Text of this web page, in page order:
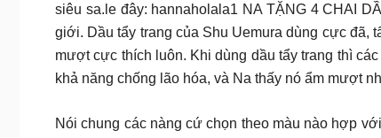
siêu sa.le đây: hannaholala1 NA TẶNG 4 CHAI
giới. Dầu tẩy trang của Shu Uemura dùng cực đã,
mượt cực thích luôn. Khi dùng dầu tẩy trang thì
khả năng chống lão hóa, và Na thấy nó ẩm mượt
Nói chung các nàng cứ chọn theo màu nào hợp